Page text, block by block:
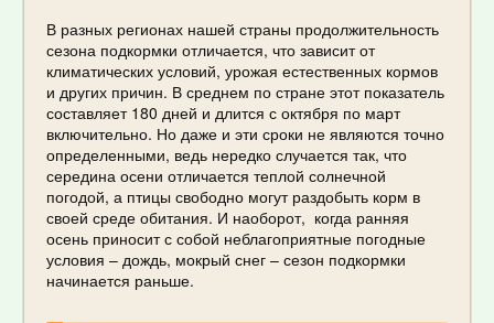
В разных регионах нашей страны продолжительность
сезона подкормки отличается, что зависит от
климатических условий, урожая естественных кормов
и других причин. В среднем по стране этот показатель
составляет 180 дней и длится с октября по март
включительно. Но даже и эти сроки не являются точно
определенными, ведь нередко случается так, что
середина осени отличается теплой солнечной
погодой, а птицы свободно могут раздобыть корм в
своей среде обитания. И наоборот, когда ранняя
осень приносит с собой неблагоприятные погодные
условия – дождь, мокрый снег – сезон подкормки
начинается раньше.